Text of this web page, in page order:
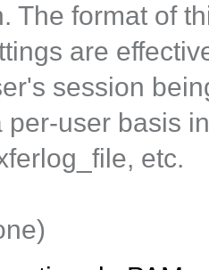
The format of
are
session
per-user basis
etc.